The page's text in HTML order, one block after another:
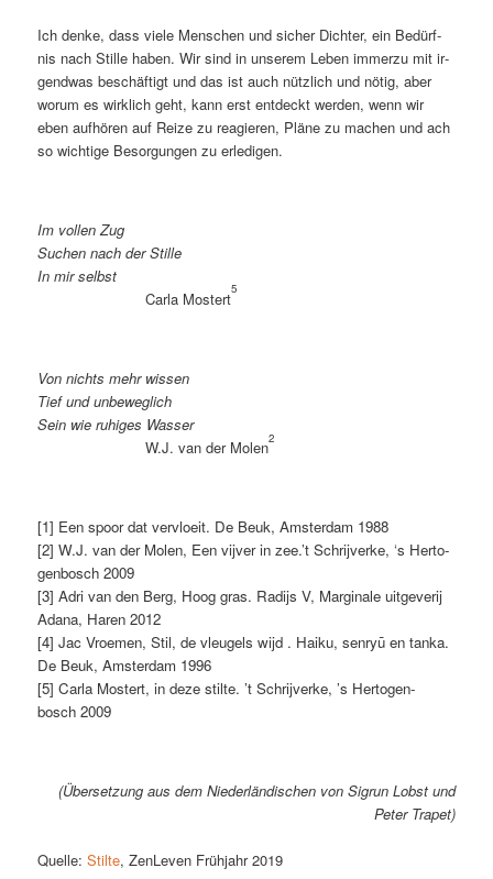
Ich den­ke, dass vie­le Men­schen und si­cher Dich­ter, ein Be­dürf­
nis nach Stil­le ha­ben. Wir sind in un­se­rem Le­ben im­mer­zu mit ir­
gend­was be­schäf­tigt und das ist auch nütz­lich und nö­tig, aber
wor­um es wirk­lich geht, kann erst ent­deckt wer­den, wenn wir
eben auf­hö­ren auf Rei­ze zu re­agie­ren, Plä­ne zu ma­chen und ach
so wich­ti­ge Be­sor­gun­gen zu erledigen.
Im vol­len Zug
Su­chen nach der Stille
In mir selbst
Car­la Mos­tert5
Von nichts mehr wissen
Tief und unbeweglich
Sein wie ru­hi­ges Wasser
W.J. van der Mo­len2
[1] Een spo­or dat ver­v­lo­eit. De Beuk, Ams­ter­dam 1988
[2] W.J. van der Mo­len, Een vij­ver in zee.’t Schrij­ver­ke, ‘s Her­to­
gen­bosch 2009
[3] Adri van den Berg, Hoog gras. Ra­d­ijs V, Mar­gi­na­le uit­ge­ve­rij
Ada­na, Ha­ren 2012
[4] Jac Vroe­men, Stil, de vleu­gels wijd . Hai­ku, sen­ryū en tanka.
De Beuk, Ams­ter­dam 1996
[5] Car­la Mos­tert, in de­ze stil­te. ’t Schrij­ver­ke, ’s Her­to­gen­
bosch 2009
(Über­set­zung aus dem Nie­der­län­di­schen von Sig­run Lobst und
Pe­ter Trapet)
Quel­le:Stil­te, Zen­Le­ven Früh­jahr 2019